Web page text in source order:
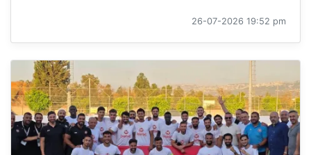
26-07-2026 19:52 pm